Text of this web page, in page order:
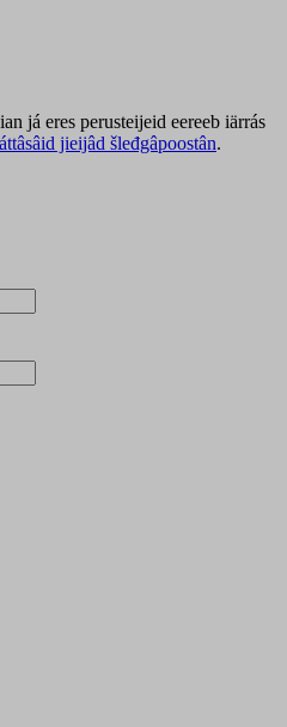
já eres perusteijeid eereeb iärrás
jieijâd šleđgâpoostân.